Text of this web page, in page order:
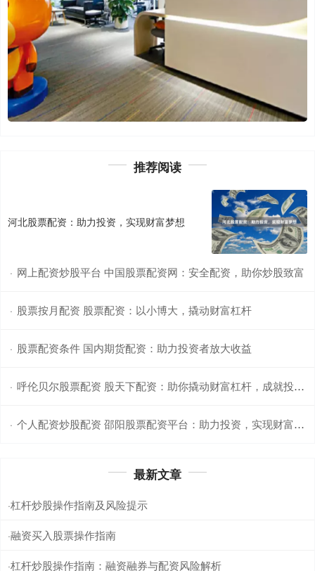
推荐阅读
河北股票配资：助力投资，实现财富梦想
· 网上配资炒股平台 中国股票配资网：安全配资，助你炒股致富
· 股票按月配资 股票配资：以小博大，撬动财富杠杆
· 股票配资条件 国内期货配资：助力投资者放大收益
· 呼伦贝尔股票配资 股天下配资：助你撬动财富杠杆，成就投资梦想
· 个人配资炒股配资 邵阳股票配资平台：助力投资，实现财富梦想
最新文章
·杠杆炒股操作指南及风险提示
·融资买入股票操作指南
·杠杆炒股操作指南：融资融券与配资风险解析